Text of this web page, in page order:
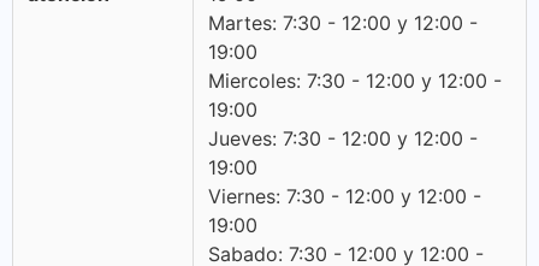
Martes: 7:30 - 12:00 y 12:00 -
19:00
Miercoles: 7:30 - 12:00 y 12:00 -
19:00
Jueves: 7:30 - 12:00 y 12:00 -
19:00
Viernes: 7:30 - 12:00 y 12:00 -
19:00
Sabado: 7:30 - 12:00 y 12:00 -